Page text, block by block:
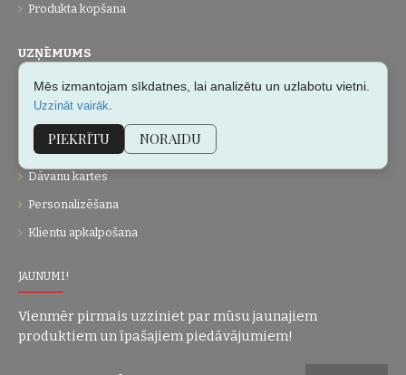
Produkta kopšana
UZŅĒMUMS
Par mums
Vietnes karte
Dāvanu kartes
Personalizēšana
Klientu apkalpošana
JAUNUMI!
Vienmēr pirmais uzziniet par mūsu jaunajiem
produktiem un īpašajiem piedāvājumiem!
Mēs izmantojam sīkdatnes, lai analizētu un uzlabotu vietni.
Uzzināt vairāk
PIEKRĪTU NORAIDU